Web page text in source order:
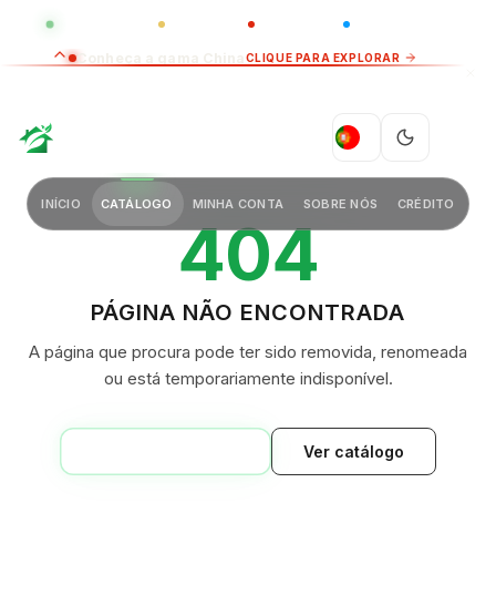
GLOBAL CHINA
PT
INÍCIO CATÁLOGO MINHA CONTA SOBRE NÓS CRÉDITO
404
PÁGINA NÃO ENCONTRADA
A página que procura pode ter sido removida, renomeada
ou está temporariamente indisponível.
Ver catálogo
Conheça a gama China CLIQUE PARA EXPLORAR